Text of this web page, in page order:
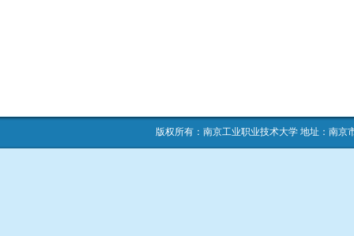
版权所有：南京工业职业技术大学 地址：南京